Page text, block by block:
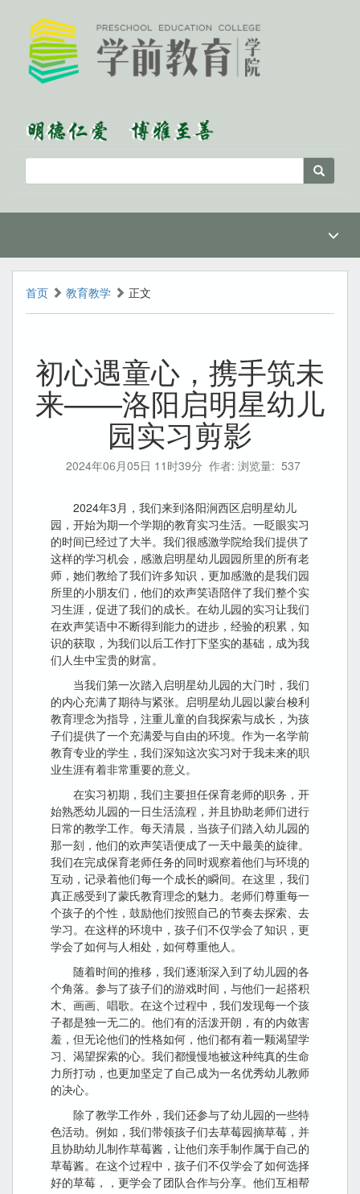
首页 教育教学 正文
初心遇童心，携手筑未
来——洛阳启明星幼儿
园实习剪影
2024年06月05日 11时39分 作者: 浏览量: 537
2024年3月，我们来到洛阳涧西区启明星幼儿
园，开始为期一个学期的教育实习生活。一眨眼实习
的时间已经过了大半。我们很感激学院给我们提供了
这样的学习机会，感激启明星幼儿园园所里的所有老
师，她们教给了我们许多知识，更加感激的是我们园
所里的小朋友们，他们的欢声笑语陪伴了我们整个实
习生涯，促进了我们的成长。在幼儿园的实习让我们
在欢声笑语中不断得到能力的进步，经验的积累，知
识的获取，为我们以后工作打下坚实的基础，成为我
们人生中宝贵的财富。
当我们第一次踏入启明星幼儿园的大门时，我们
的内心充满了期待与紧张。启明星幼儿园以蒙台梭利
教育理念为指导，注重儿童的自我探索与成长，为孩
子们提供了一个充满爱与自由的环境。作为一名学前
教育专业的学生，我们深知这次实习对于我未来的职
业生涯有着非常重要的意义。
在实习初期，我们主要担任保育老师的职务，开
始熟悉幼儿园的一日生活流程，并且协助老师们进行
日常的教学工作。每天清晨，当孩子们踏入幼儿园的
那一刻，他们的欢声笑语便成了一天中最美的旋律。
我们在完成保育老师任务的同时观察着他们与环境的
互动，记录着他们每一个成长的瞬间。在这里，我们
真正感受到了蒙氏教育理念的魅力。老师们尊重每一
个孩子的个性，鼓励他们按照自己的节奏去探索、去
学习。在这样的环境中，孩子们不仅学会了知识，更
学会了如何与人相处，如何尊重他人。
随着时间的推移，我们逐渐深入到了幼儿园的各
个角落。参与了孩子们的游戏时间，与他们一起搭积
木、画画、唱歌。在这个过程中，我们发现每一个孩
子都是独一无二的。他们有的活泼开朗，有的内敛害
羞，但无论他们的性格如何，他们都有着一颗渴望学
习、渴望探索的心。我们都慢慢地被这种纯真的生命
力所打动，也更加坚定了自己成为一名优秀幼儿教师
的决心。
除了教学工作外，我们还参与了幼儿园的一些特
色活动。例如，我们带领孩子们去草莓园摘草莓，并
且协助幼儿制作草莓酱，让他们亲手制作属于自己的
草莓酱。在这个过程中，孩子们不仅学会了如何选择
好的草莓，，更学会了团队合作与分享。他们互相帮